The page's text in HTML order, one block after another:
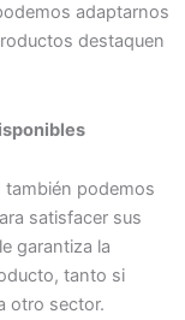
adaptarnos
destaquen
también podemos
satisfacer sus
garantiza la
tanto si
otro sector.